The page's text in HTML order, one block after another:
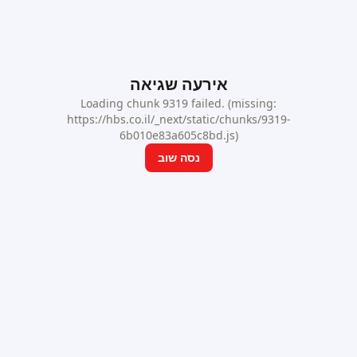
אירעה שגיאה
Loading chunk 9319 failed. (missing:
https://hbs.co.il/_next/static/chunks/9319-
6b010e83a605c8bd.js)